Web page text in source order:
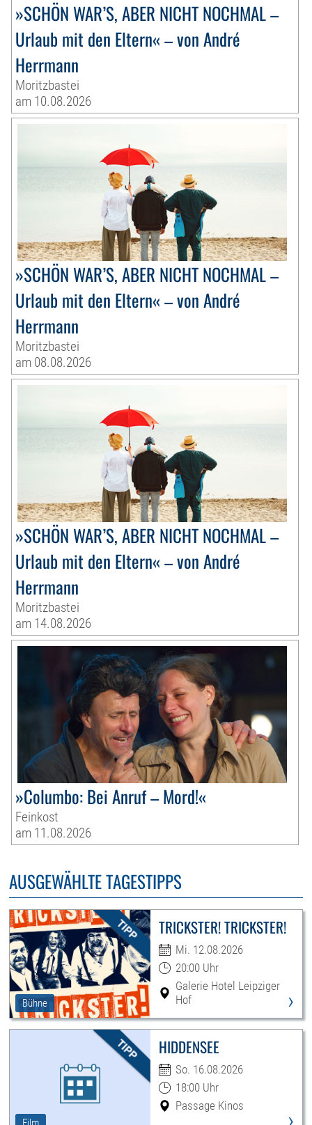
»SCHÖN WAR’S, ABER NICHT NOCHMAL –
Urlaub mit den Eltern« – von André
Herrmann
Moritzbastei
am 10.08.2026
»SCHÖN WAR’S, ABER NICHT NOCHMAL –
Urlaub mit den Eltern« – von André
Herrmann
Moritzbastei
am 08.08.2026
»SCHÖN WAR’S, ABER NICHT NOCHMAL –
Urlaub mit den Eltern« – von André
Herrmann
Moritzbastei
am 14.08.2026
»Columbo: Bei Anruf – Mord!«
Feinkost
am 11.08.2026
AUSGEWÄHLTE TAGESTIPPS
Bühne
TRICKSTER! TRICKSTER!
Mi. 12.08.2026
20:00 Uhr
Galerie Hotel Leipziger
Hof
›
HIDDENSEE
So. 16.08.2026
18:00 Uhr
Passage Kinos